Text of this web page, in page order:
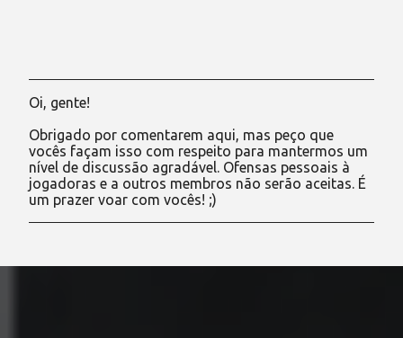
P
s
t
a
r
u
m
m
Oi, gente!
Obrigado por comentarem aqui, mas peço que
vocês façam isso com respeito para mantermos um
nível de discussão agradável. Ofensas pessoais à
jogadoras e a outros membros não serão aceitas. É
um prazer voar com vocês! ;)